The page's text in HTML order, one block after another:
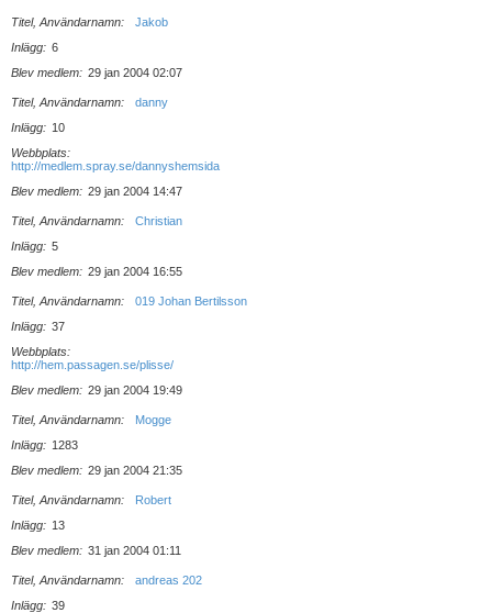
Titel, Användarnamn
Jakob
Inlägg
6
Blev medlem
29 jan 2004 02:07
Titel, Användarnamn
danny
Inlägg
10
Webbplats
http://medlem.spray.se/dannyshemsida
Blev medlem
29 jan 2004 14:47
Titel, Användarnamn
Christian
Inlägg
5
Blev medlem
29 jan 2004 16:55
Titel, Användarnamn
019 Johan Bertilsson
Inlägg
37
Webbplats
http://hem.passagen.se/plisse/
Blev medlem
29 jan 2004 19:49
Titel, Användarnamn
Mogge
Inlägg
1283
Blev medlem
29 jan 2004 21:35
Titel, Användarnamn
Robert
Inlägg
13
Blev medlem
31 jan 2004 01:11
Titel, Användarnamn
andreas 202
Inlägg
39